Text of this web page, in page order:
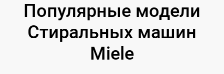
Популярные модели
Стиральных машин
Miele